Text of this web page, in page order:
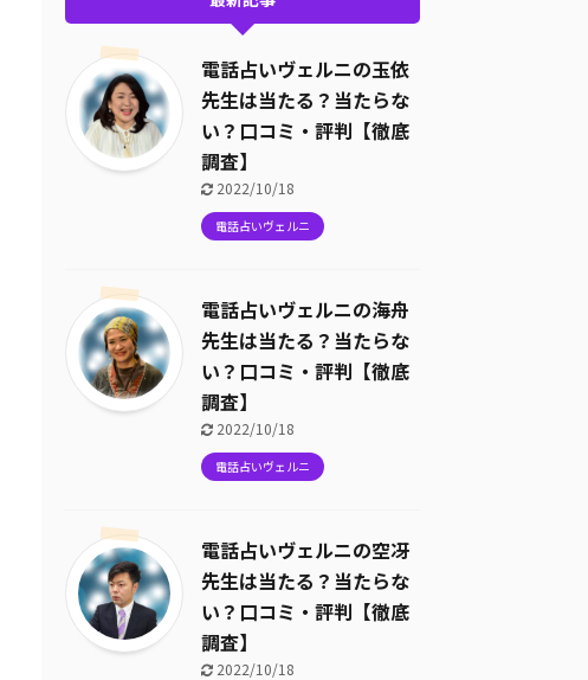
電話占いヴェルニの玉依
先生は当たる？当たらな
い？口コミ・評判【徹底
調査】
2022/10/18
電話占いヴェルニ
電話占いヴェルニの海舟
先生は当たる？当たらな
い？口コミ・評判【徹底
調査】
2022/10/18
電話占いヴェルニ
電話占いヴェルニの空冴
先生は当たる？当たらな
い？口コミ・評判【徹底
調査】
2022/10/18